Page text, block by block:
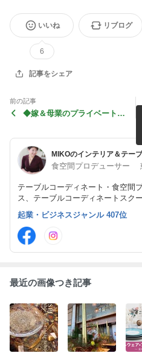
いいね
6
リブログ
記事をシェア
前の記事
◆嫁＆母業のプライベート週
テーブルコーディネート・食空間
ス、テーブルコーディネートスク
食空間プロジェクト㈱代表取締役
イフスタイルブログです。
起業・ビジネスジャンル 407位
最近の画像つき記事